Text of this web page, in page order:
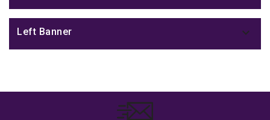
Left Banner 